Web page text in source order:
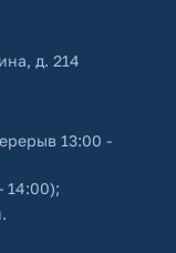
д. 214
13:00 -
14:00);